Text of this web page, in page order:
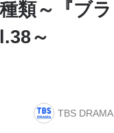
類～『ブラ
～
TBS DRAMA